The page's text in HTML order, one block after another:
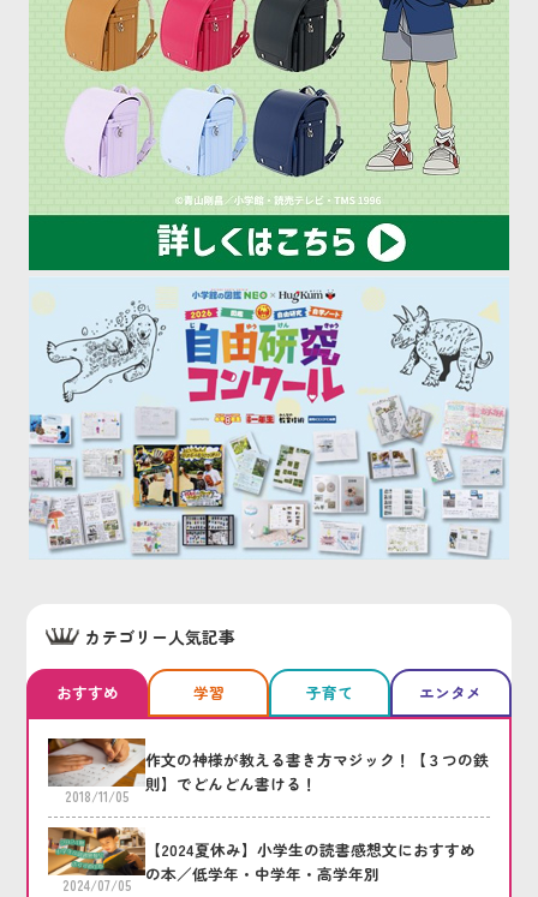
カテゴリー人気記事
おすすめ 学習 子育て エンタメ
2018/11/05
作文の神様が教える書き方マジック！【３つの鉄
則】でどんどん書ける！
2024/07/05
【2024夏休み】小学生の読書感想文におすすめ
の本／低学年・中学年・高学年別